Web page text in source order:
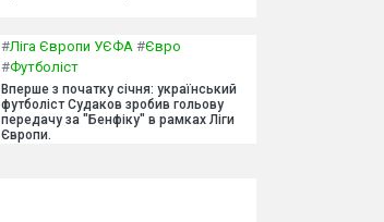
#Ліга Європи УЄФА #Євро
#Футболіст
Вперше з початку січня: український
футболіст Судаков зробив гольову
передачу за "Бенфіку" в рамках Ліги
Європи.